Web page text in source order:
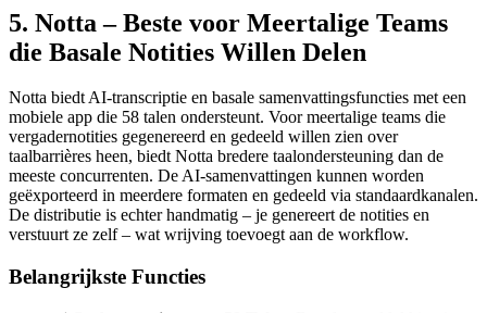
5. Notta – Beste voor Meertalige Teams
die Basale Notities Willen Delen
Notta biedt AI-transcriptie en basale samenvattingsfuncties met een
mobiele app die 58 talen ondersteunt. Voor meertalige teams die
vergadernotities gegenereerd en gedeeld willen zien over
taalbarrières heen, biedt Notta bredere taalondersteuning dan de
meeste concurrenten. De AI-samenvattingen kunnen worden
geëxporteerd in meerdere formaten en gedeeld via standaardkanalen.
De distributie is echter handmatig – je genereert de notities en
verstuurt ze zelf – wat wrijving toevoegt aan de workflow.
Belangrijkste Functies